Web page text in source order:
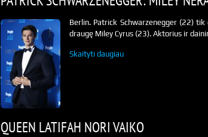
Berlin. Patrick Schwarzenegger (22)
draugę Miley Cyrus (23). Aktorius ir
Skaityti daugiau
QUEEN LATIFAH NORI VAIKO